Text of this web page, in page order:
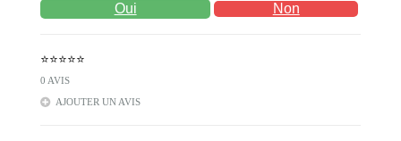
Oui Non
⭐⭐⭐⭐⭐
0 AVIS
AJOUTER UN AVIS